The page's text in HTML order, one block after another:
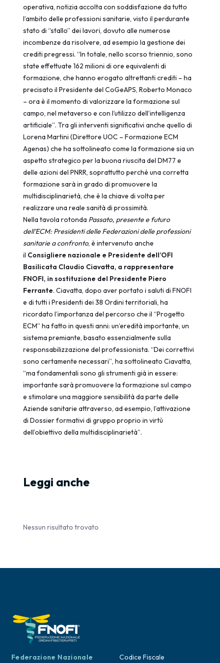
operativa, notizia accolta con soddisfazione da tutto
l’ambito delle professioni sanitarie, visto il perdurante
stato di “stallo” dei lavori, dovuto alle numerose
incombenze da risolvere, ad esempio la gestione dei
crediti pregressi. “In totale, nello scorso triennio, sono
state effettuate 162 milioni di ore equivalenti di
formazione, che hanno erogato altrettanti crediti – ha
precisato il Presidente del CoGeAPS, Roberto Monaco
– ora è il momento di valorizzare la formazione sul
campo, nel metaverso e con l’utilizzo dell’intelligenza
artificiale”. Tra gli interventi significativi anche quello di
Lorena Martini (Direttore UOC – Formazione ECM
Agenas) che ha sottolineato come la formazione sia un
aspetto strategico per la buona riuscita del DM77 e
delle azioni del PNRR, soprattutto perché una corretta
formazione sarà in grado di promuovere la
multidisciplinarietà, che è la chiave di volta per
realizzare una reale sanità di prossimità.
Nella tavola rotonda Passato, presente e futuro
dell’ECM: Presidenti delle Federazioni delle professioni
sanitarie a confronto, è intervenuto anche
il Consigliere nazionale e Presidente dell’OFI
Basilicata Claudio Ciavatta, a rappresentare
FNOFI, in sostituzione del Presidente Piero
Ferrante. Ciavatta, dopo aver portato i saluti di FNOFI
e di tutti i Presidenti dei 38 Ordini territoriali, ha
ricordato l’importanza del percorso che il “Progetto
ECM” ha fatto in questi anni: un’eredità importante, un
sistema premiante, basato essenzialmente sulla
responsabilizzazione del professionista. “Dei correttivi
sono certamente necessari”, ha sottolineato Ciavatta,
“ma fondamentali sono gli strumenti già in essere:
importante sarà promuovere la formazione sul campo
e stimolare una maggiore sensibilità da parte delle
Aziende sanitarie attraverso, ad esempio, l’attivazione
di Dossier formativi di gruppo proprio in virtù
dell’obiettivo della multidisciplinarietà”.
Leggi anche
Nessun risultato trovato
Federazione Nazionale
Codice Fiscale